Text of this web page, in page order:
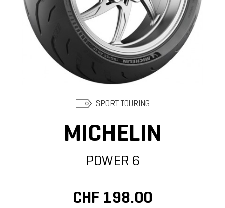
SPORT TOURING
MICHELIN
POWER 6
CHF 198.00